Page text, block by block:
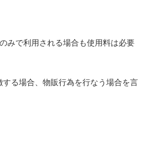
みで利用される場合も使用料は必要
る場合、物販行為を行なう場合を言